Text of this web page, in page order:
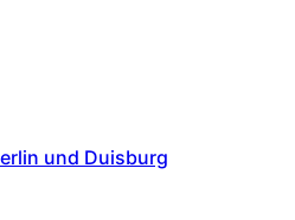
und Duisburg